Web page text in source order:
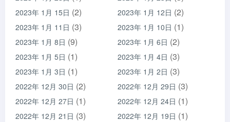
2023年 1月 15日 (2) 2023年 1月 12日 (2)
2023年 1月 11日 (3) 2023年 1月 10日 (1)
2023年 1月 8日 (9) 2023年 1月 6日 (2)
2023年 1月 5日 (1) 2023年 1月 4日 (3)
2023年 1月 3日 (1) 2023年 1月 2日 (3)
2022年 12月 30日 (2) 2022年 12月 29日 (3)
2022年 12月 27日 (1) 2022年 12月 24日 (1)
2022年 12月 21日 (3) 2022年 12月 19日 (1)